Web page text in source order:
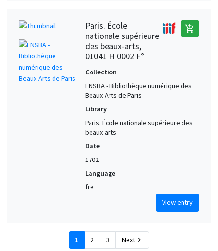
Paris. École
nationale supérieure
des beaux-arts,
01041 H 0002 F°
add_shopping_cart
Collection
ENSBA - Bibliothèque numérique des
Beaux-Arts de Paris
Library
Paris. École nationale supérieure des
beaux-arts
Date
1702
Language
fre
View entry
1 2 3 Next chevron_right